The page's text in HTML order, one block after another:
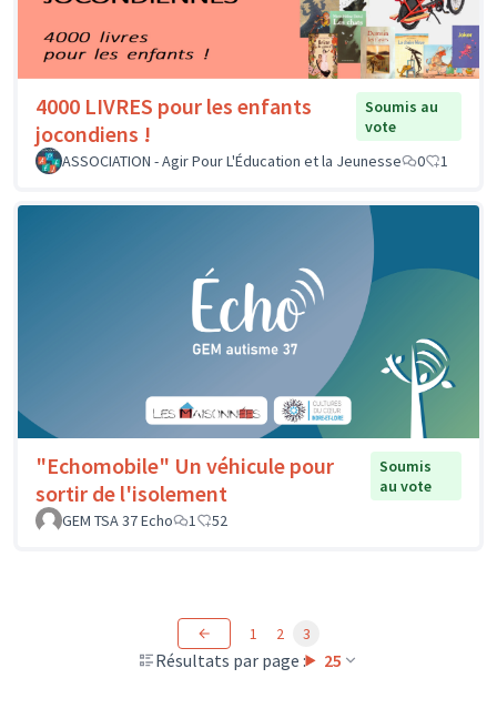
4000 LIVRES pour les enfants
jocondiens !
Soumis au
vote
ASSOCIATION - Agir Pour L'Éducation et la Jeunesse
0 1
"Echomobile" Un véhicule pour
sortir de l'isolement
Soumis
au vote
GEM TSA 37 Echo
1 52
Résultats par page : 25
1 2 3